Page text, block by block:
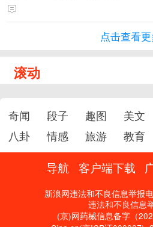
点击查看
滚动
奇闻 段子 趣图 美文
八卦
情感 旅游 教育
导航 客户端下载
新浪网违法和不良信息举报
违法和不良信息
(京)网药械信息备字（